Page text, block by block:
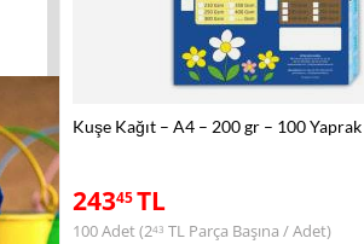
Kuşe Kağıt – A4 – 200 gr – 100 Yaprak
24345TL
100 Adet (243 TL Parça Başına / Adet)